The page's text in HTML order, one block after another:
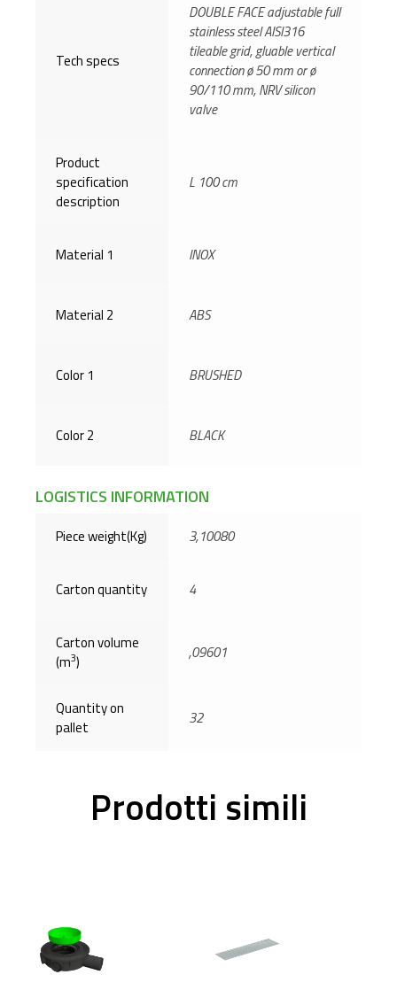
Tech specs
DOUBLE FACE adjustable full
stainless steel AISI316
tileable grid, gluable vertical
connection ø 50 mm or ø
90/110 mm, NRV silicon
valve
Product
specification
description
L 100 cm
Material 1 INOX
Material 2 ABS
Color 1 BRUSHED
Color 2 BLACK
LOGISTICS INFORMATION
Piece weight(Kg) 3,10080
Carton quantity 4
Carton volume
(m3) ,09601
Quantity on
pallet
32
Prodotti simili